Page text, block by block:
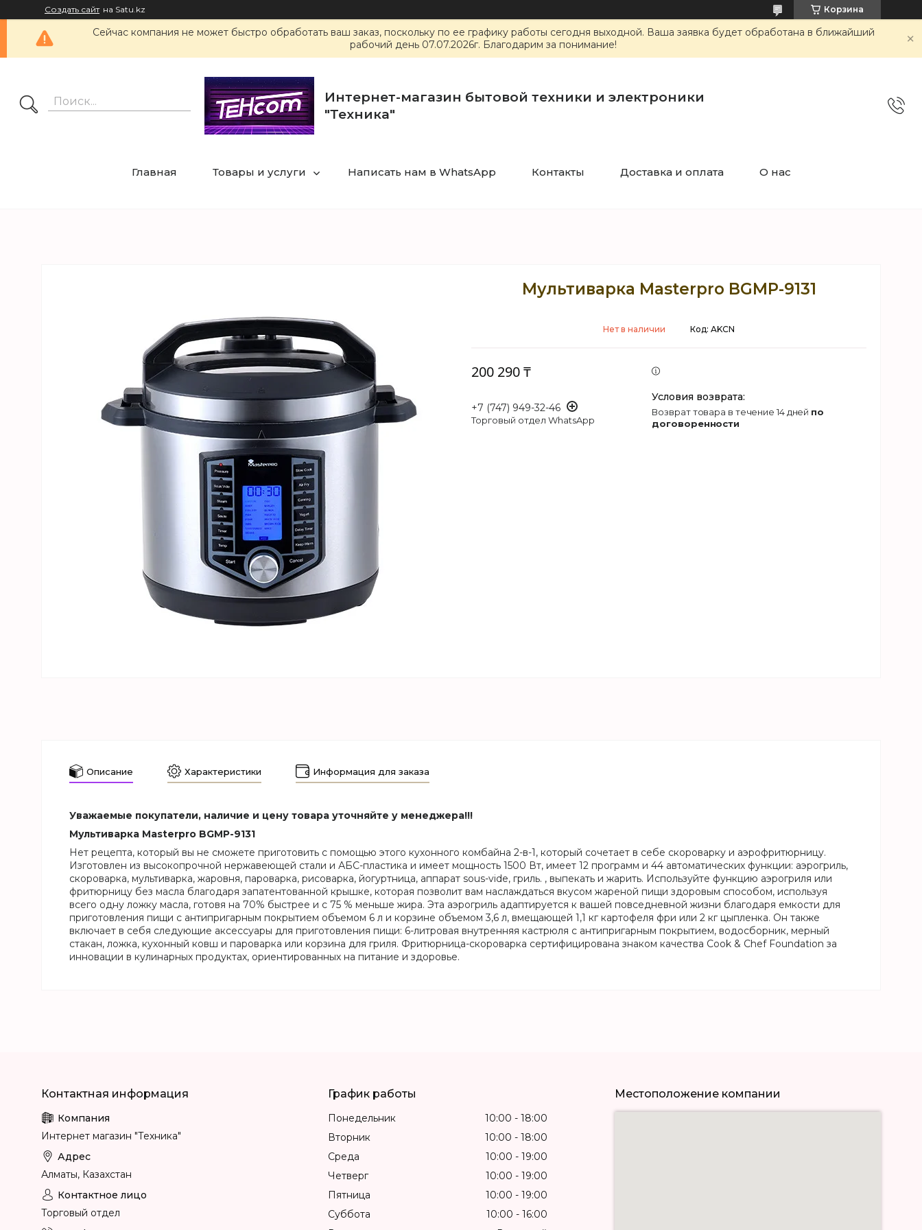
Создать сайт на Satu.kz Корзина
Сейчас компания не может быстро обработать ваш заказ, поскольку по ее графику работы сегодня выходной. Ваша заявка будет обработана в ближайший
рабочий день 07.07.2026г. Благодарим за понимание!
Интернет-магазин бытовой техники и электроники
"Техника"
Главная Товары и услуги Написать нам в WhatsApp Контакты Доставка и оплата О нас
Мультиварка Masterpro BGMP-9131
Нет в наличии Код: AKCN
200 290 ₸
+7 (747) 949-32-46
Торговый отдел WhatsApp
возврат товара в течение 14 дней по
договоренности
Описание Характеристики Информация для заказа
Уважаемые покупатели, наличие и цену товара уточняйте у менеджера!!!
Мультиварка Masterpro BGMP-9131
Нет рецепта, который вы не сможете приготовить с помощью этого кухонного комбайна 2-в-1, который сочетает в себе скороварку и аэрофритюрницу.
Изготовлен из высокопрочной нержавеющей стали и АБС-пластика и имеет мощность 1500 Вт, имеет 12 программ и 44 автоматических функции: аэрогриль,
скороварка, мультиварка, жаровня, пароварка, рисоварка, йогуртница, аппарат sous-vide, гриль. , выпекать и жарить. Используйте функцию аэрогриля или
фритюрницу без масла благодаря запатентованной крышке, которая позволит вам наслаждаться вкусом жареной пищи здоровым способом, используя
всего одну ложку масла, готовя на 70% быстрее и с 75 % меньше жира. Эта аэрогриль адаптируется к вашей повседневной жизни благодаря емкости для
приготовления пищи с антипригарным покрытием объемом 6 л и корзине объемом 3,6 л, вмещающей 1,1 кг картофеля фри или 2 кг цыпленка. Он также
включает в себя следующие аксессуары для приготовления пищи: 6-литровая внутренняя кастрюля с антипригарным покрытием, водосборник, мерный
стакан, ложка, кухонный ковш и пароварка или корзина для гриля. Фритюрница-скороварка сертифицирована знаком качества Cook & Chef Foundation за
инновации в кулинарных продуктах, ориентированных на питание и здоровье.
Интернет магазин "Техника"
Алматы, Казахстан
Торговый отдел
График работы
Понедельник 10:00
18:00
Вторник
10:00
18:00
Среда
10:00
19:00
Четверг
10:00
19:00
Пятница
10:00
19:00
Суббота
10:00
16:00
Местоположение компании